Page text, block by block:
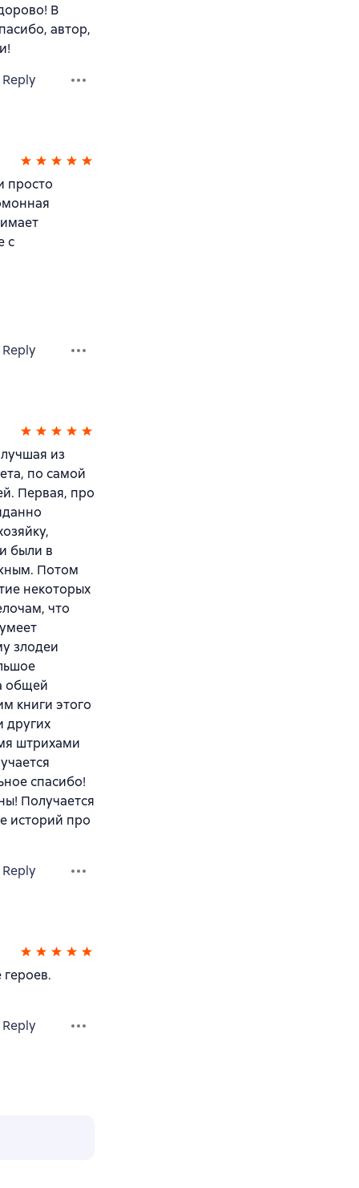
В
автор,
Reply
просто
с
Reply
из
по самой
Первая, про
были в
Потом
некоторых
что
злодеи
общей
книги этого
других
штрихами
спасибо!
Получается
историй про
Reply
Reply